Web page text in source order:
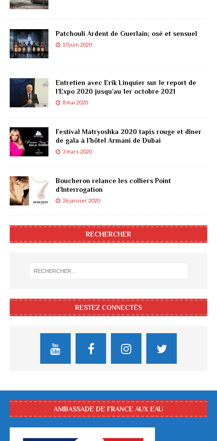
Patchouli Ardent de Guerlain; osé et sensuel
10 juin 2020
Entretien avec Erik Linquier sur le report de
l’Expo 2020 jusqu’au 1er octobre 2021
8 mai 2020
Festival Matryoshka 2020 tapis rouge et dîner
de gala à l’hôtel Armani de Dubai
3 mars 2020
Boucheron relance les colliers Point
d’Interrogation
26 janvier 2020
RECHERCHER
RESTEZ CONNECTÉS
AMBASSADE DE FRANCE AUX EAU